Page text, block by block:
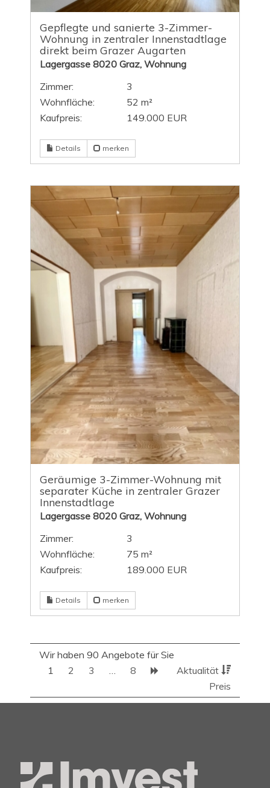
Gepflegte und sanierte 3-Zimmer-
Wohnung in zentraler Innenstadtlage
direkt beim Grazer Augarten
Lagergasse 8020 Graz, Wohnung
Zimmer:
3
Wohnfläche:
52 m²
Kaufpreis:
149.000 EUR
Details merken
Geräumige 3-Zimmer-Wohnung mit
separater Küche in zentraler Grazer
Innenstadtlage
Lagergasse 8020 Graz, Wohnung
Zimmer:
3
Wohnfläche:
75 m²
Kaufpreis:
189.000 EUR
Details merken
Wir haben 90 Angebote für Sie
1
2 3 8
Aktualität
Preis